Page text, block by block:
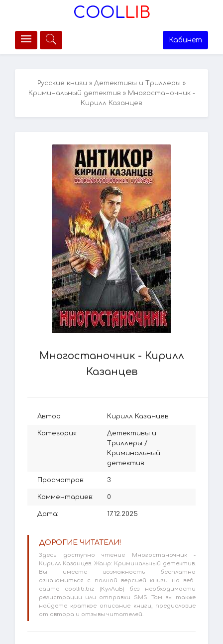
COOLLIB
Кабинет
Русские книги » Детективы и Триллеры »
Криминальный детектив » Многостаночник -
Кирилл Казанцев
Многостаночник - Кирилл
Казанцев
Автор: Кирилл Казанцев
Категория:
Детективы и
Триллеры /
Криминальный
детектив
Просмотров: 3
Комментариев: 0
Дата: 17.12.2025
ДОРОГИЕ ЧИТАТЕЛИ!
Здесь доступно чтение Многостаночник -
Кирилл Казанцев. Жанр: Криминальный детектив.
Вы имеете возможность бесплатно
ознакомиться с полной версией книги на веб-
сайте coollib.biz (КулЛиБ) без необходимости
регистрации или отправки SMS. Там вы также
найдете краткое описание книги, предисловие
от автора и отзывы читателей.